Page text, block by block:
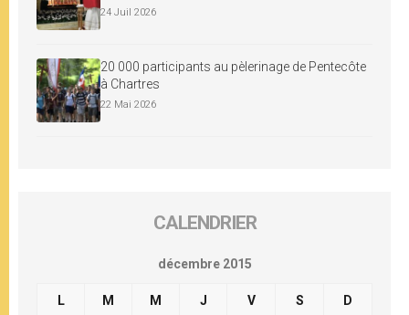
24 Juil 2026
20 000 participants au pèlerinage de Pentecôte
à Chartres
22 Mai 2026
CALENDRIER
décembre 2015
L M M J V S D